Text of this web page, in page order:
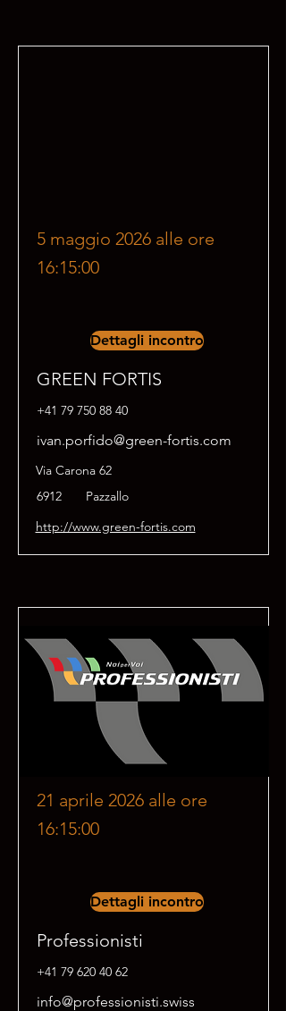
5 maggio 2026 alle ore
16:15:00
Dettagli incontro
GREEN FORTIS
+41 79 750 88 40
ivan.porfido@green-fortis.com
Via Carona 62
6912
Pazzallo
http://www.green-fortis.com
21 aprile 2026 alle ore
16:15:00
Dettagli incontro
Professionisti
+41 79 620 40 62
info@professionisti.swiss